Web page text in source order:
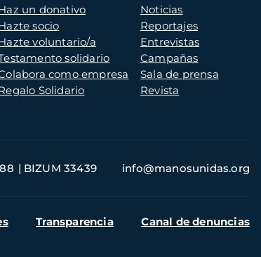
un donativo
socio
voluntario/a
solidario
como empresa
Solidario
Noticias
Reportajes
Entrevistas
Campañas
Sala de prensa
Revista
BIZUM 33439 info@manosunidas.org
Transparencia Canal de denuncias